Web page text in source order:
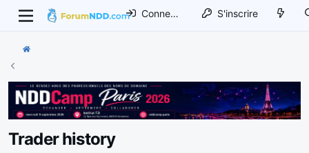
Connexion S'inscrire
Trader history